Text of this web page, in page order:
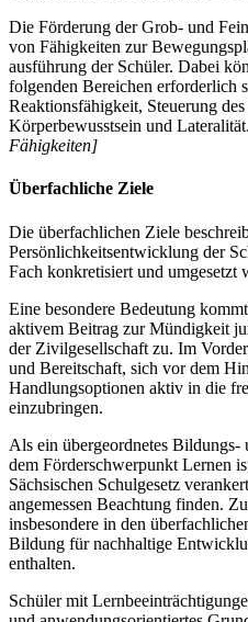
Die Förderung der Grob- und
von Fähigkeiten zur
ausführung der Schüler. Dabei
folgenden Bereichen erforderlich
Reaktionsfähigkeit, Steuerung
Körperbewusstsein und Lateralität.
Fähigkeiten]
Überfachliche Ziele
Die überfachlichen Ziele
Persönlichkeitsentwicklung der
Fach konkretisiert und umgesetzt
Eine besondere Bedeutung
aktivem Beitrag zur Mündigkeit
der Zivilgesellschaft zu. Im
und Bereitschaft, sich vor dem
Handlungsoptionen aktiv in die
einzubringen.
Als ein übergeordnetes
dem Förderschwerpunkt Lernen
Sächsischen Schulgesetz
angemessen Beachtung finden.
insbesondere in den
Bildung für nachhaltige
enthalten.
Schüler mit